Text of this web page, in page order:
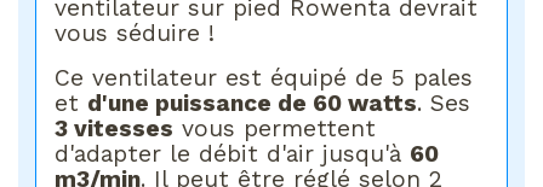
ventilateur sur pied Rowenta devrait
vous séduire !
Ce ventilateur est équipé de 5 pales
et d'une puissance de 60 watts. Ses
3 vitesses vous permettent
d'adapter le débit d'air jusqu'à 60
m3/min. Il peut être réglé selon 2